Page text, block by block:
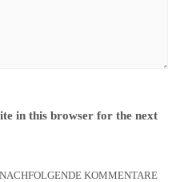
in this browser for the next
KOMMENTARE